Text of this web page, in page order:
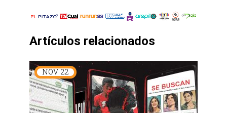
Artículos relacionados
NOV 22